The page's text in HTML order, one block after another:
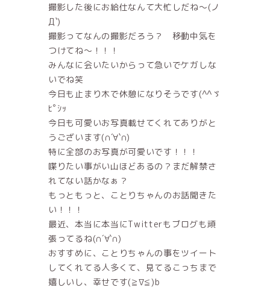
撮影した後にお給仕なんて大忙しだね～(ノ
Д`)
撮影ってなんの撮影だろう？ 移動中気を
つけてね～！！！
みんなに会いたいからって急いでケガしな
いでね笑
今日も止まり木で休憩になりそうです(^^ゞ
ﾋﾟｼｯ
今日も可愛いお写真載せてくれてありがと
うございます(∩´∀`∩)
特に全部のお写真が可愛いです！！！
喋りたい事がい山ほどあるの？まだ解禁さ
れてない話かなぁ？
もっともっと、ことりちゃんのお話聞きた
い！！！
最近、本当に本当にTwitterもブログも頑
張ってるね(∩´∀`∩)
おすすめに、ことりちゃんの事をツイート
してくれてる人多くて、見てるこっちまで
嬉しいし、幸せです(≧∇≦)b